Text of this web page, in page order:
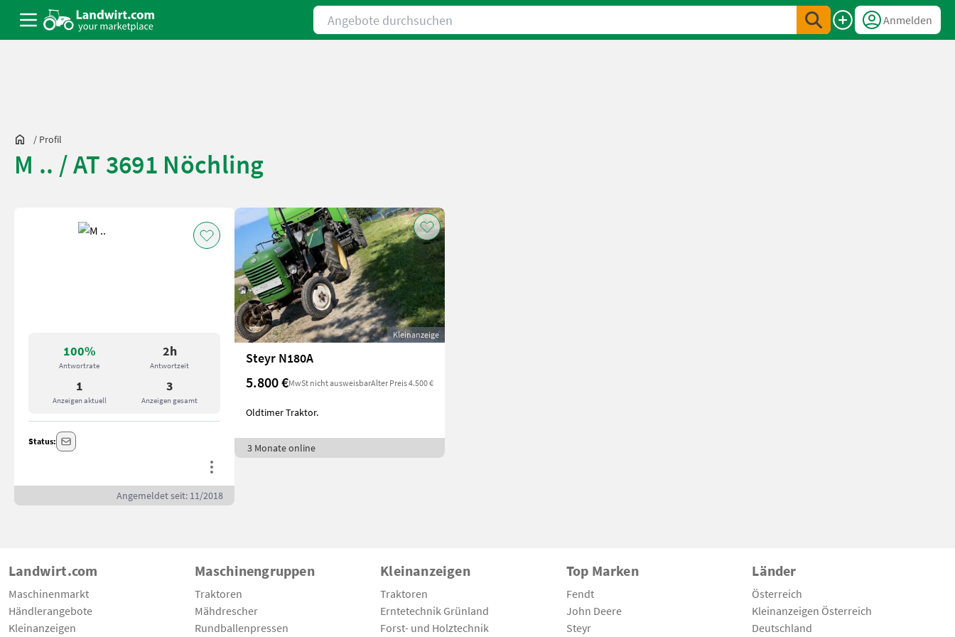
Angebote durchsuchen
Anmelden
/ Profil
M .. / AT 3691 Nöchling
100%
Antwortrate
2h
Antwortzeit
1
Anzeigen aktuell
3
Anzeigen gesamt
Status:
Angemeldet seit: 11/2018
Kleinanzeige
Steyr N180A
5.800 €MwSt nicht ausweisbarAlter Preis 4.500 €
Oldtimer Traktor.
3 Monate online
Landwirt.com
Maschinenmarkt
Händlerangebote
Kleinanzeigen
Maschinengruppen
Traktoren
Mähdrescher
Rundballenpressen
Kleinanzeigen
Traktoren
Erntetechnik Grünland
Forst- und Holztechnik
Top Marken
Fendt
John Deere
Steyr
Länder
Österreich
Kleinanzeigen Österreich
Deutschland